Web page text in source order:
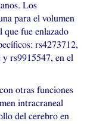
Los
para el volumen
que fue enlazado
rs4273712,
rs9915547, en el
otras funciones
intracraneal
del cerebro en